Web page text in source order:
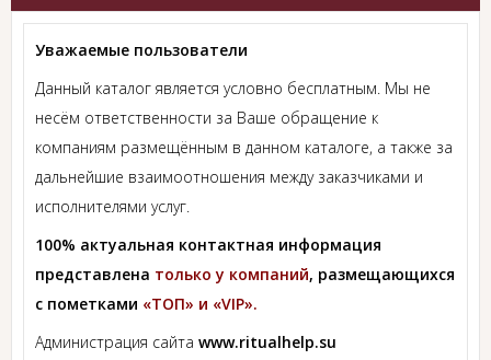
Уважаемые пользователи
Данный каталог является условно бесплатным. Мы не
несём ответственности за Ваше обращение к
компаниям размещённым в данном каталоге, а также за
дальнейшие взаимоотношения между заказчиками и
исполнителями услуг.
100% актуальная контактная информация
представлена только у компаний, размещающихся
с пометками «ТОП» и «VIP».
Администрация сайта www.ritualhelp.su